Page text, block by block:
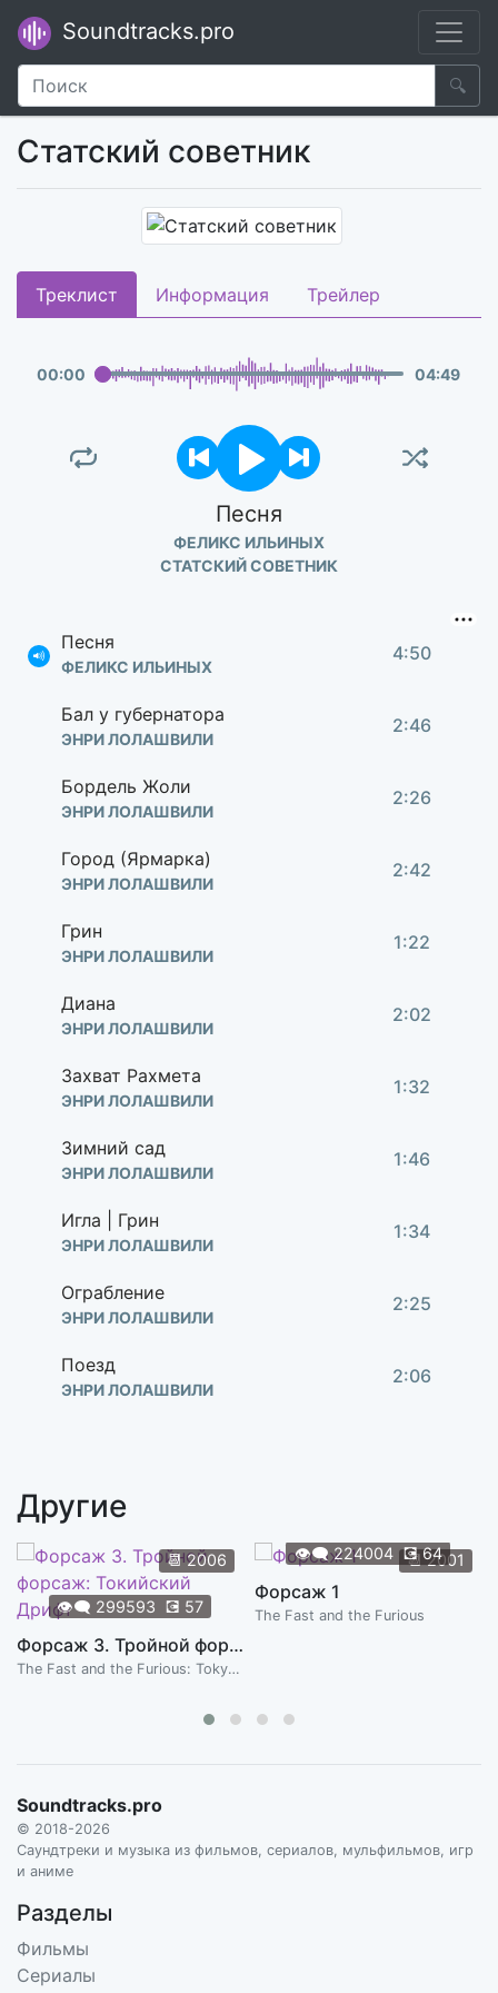
Soundtracks.pro
🔍
Статский советник
Треклист Информация Трейлер
00:00 04:49
Песня
ФЕЛИКС ИЛЬИНЫХ
СТАТСКИЙ СОВЕТНИК
Песня
ФЕЛИКС ИЛЬИНЫХ
4:50
Бал у губернатора
ЭНРИ ЛОЛАШВИЛИ
2:46
Бордель Жоли
ЭНРИ ЛОЛАШВИЛИ
2:26
Город (Ярмарка)
ЭНРИ ЛОЛАШВИЛИ
2:42
Грин
ЭНРИ ЛОЛАШВИЛИ
1:22
Диана
ЭНРИ ЛОЛАШВИЛИ
2:02
Захват Рахмета
ЭНРИ ЛОЛАШВИЛИ
1:32
Зимний сад
ЭНРИ ЛОЛАШВИЛИ
1:46
Игла | Грин
ЭНРИ ЛОЛАШВИЛИ
1:34
Ограбление
ЭНРИ ЛОЛАШВИЛИ
2:25
Поезд
ЭНРИ ЛОЛАШВИЛИ
2:06
Романс (гитара)
Романс (Жоли | Пожарский)
ЭНРИ ЛОЛАШВИЛИ
Романс
ЭНРИ ЛОЛАШВИЛИ
Снежный городок
Тревога
ЭНРИ ЛОЛАШВИЛИ
Фандорин (вариант)
Фандорин I
ЭНРИ ЛОЛАШВИЛИ
Другие
📆2006
👁️‍🗨️ 299593 💽 57
Форсаж 3. Тройной форсаж: Токийский Дрифт
The Fast and the Furious: Tokyo Drift
📆2001
👁️‍🗨️224004 💽64
Форсаж 1
The Fast and the Furious
Soundtracks.pro
© 2018-2026
Саундтреки и музыка из фильмов, сериалов, мульфильмов, игр
и аниме
Разделы
Фильмы
Сериалы